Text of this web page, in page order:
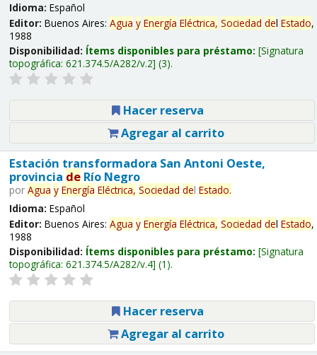
Idioma: Español
Editor: Buenos Aires: Agua y Energía Eléctrica, Sociedad del Estado,
1988
Disponibilidad: Ítems disponibles para préstamo: Signatura
topográfica: 621.374.5/A282/v.2 (3).
Hacer reserva
Agregar al carrito
Estación transformadora San Antoni Oeste,
provincia deRío Negro
por Agua y Energía Eléctrica, Sociedad del Estado.
Idioma: Español
Editor: Buenos Aires: Agua y Energía Eléctrica, Sociedad del Estado,
1988
Disponibilidad: Ítems disponibles para préstamo: Signatura
topográfica: 621.374.5/A282/v.4 (1).
Hacer reserva
Agregar al carrito